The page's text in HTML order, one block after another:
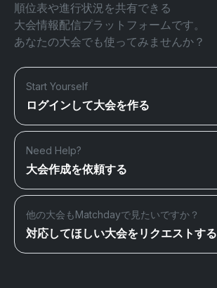
順位表や進行状況を共有できる
大会情報配信プラットフォームです。
あなたの大会でも使ってみませんか？
Start Yourself
ログインして大会を作る
Need Help?
大会作成を依頼する
他の大会もMatchdayで見たいですか？
対応してほしい大会をリクエストする